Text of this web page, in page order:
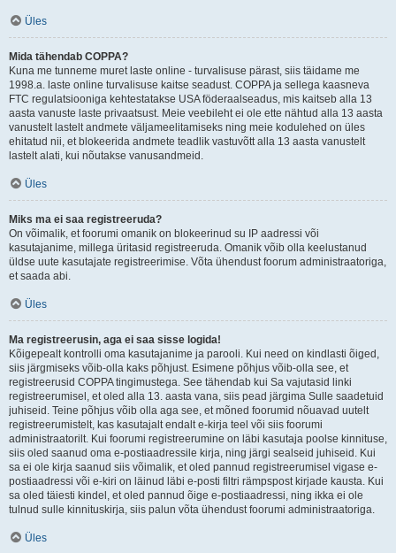
Üles
Mida tähendab COPPA?
Kuna me tunneme muret laste online - turvalisuse pärast, siis täidame me
1998.a. laste online turvalisuse kaitse seadust. COPPA ja sellega kaasneva
FTC regulatsiooniga kehtestatakse USA föderaalseadus, mis kaitseb alla 13
aasta vanuste laste privaatsust. Meie veebileht ei ole ette nähtud alla 13 aasta
vanustelt lastelt andmete väljameelitamiseks ning meie kodulehed on üles
ehitatud nii, et blokeerida andmete teadlik vastuvõtt alla 13 aasta vanustelt
lastelt alati, kui nõutakse vanusandmeid.
Üles
Miks ma ei saa registreeruda?
On võimalik, et foorumi omanik on blokeerinud su IP aadressi või
kasutajanime, millega üritasid registreeruda. Omanik võib olla keelustanud
üldse uute kasutajate registreerimise. Võta ühendust foorum administraatoriga,
et saada abi.
Üles
Ma registreerusin, aga ei saa sisse logida!
Kõigepealt kontrolli oma kasutajanime ja parooli. Kui need on kindlasti õiged,
siis järgmiseks võib-olla kaks põhjust. Esimene põhjus võib-olla see, et
registreerusid COPPA tingimustega. See tähendab kui Sa vajutasid linki
registreerumisel, et oled alla 13. aasta vana, siis pead järgima Sulle saadetuid
juhiseid. Teine põhjus võib olla aga see, et mõned foorumid nõuavad uutelt
registreerumistelt, kas kasutajalt endalt e-kirja teel või siis foorumi
administraatorilt. Kui foorumi registreerumine on läbi kasutaja poolse kinnituse,
siis oled saanud oma e-postiaadressile kirja, ning järgi sealseid juhiseid. Kui
sa ei ole kirja saanud siis võimalik, et oled pannud registreerumisel vigase e-
postiaadressi või e-kiri on läinud läbi e-posti filtri rämpspost kirjade kausta. Kui
sa oled täiesti kindel, et oled pannud õige e-postiaadressi, ning ikka ei ole
tulnud sulle kinnituskirja, siis palun võta ühendust foorumi administraatoriga.
Üles